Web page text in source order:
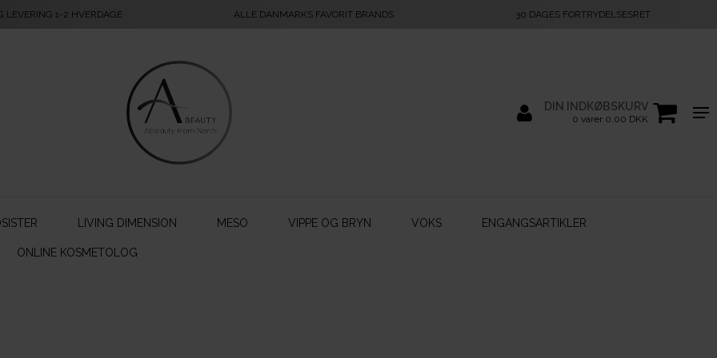
LEVERING 1-2 HVERDAGE ALLE DANMARKS FAVORIT BRANDS 30 DAGES FORTRYDELSESRET
DIN INDKØBSKURV
0 varer 0,00 DKK
LIVING DIMENSION MESO VIPPE OG BRYN VOKS ENGANGSARTIKLER
ONLINE KOSMETOLOG